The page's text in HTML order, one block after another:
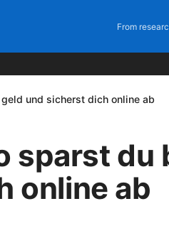
From
und sicherst dich online ab
sparst du
online ab